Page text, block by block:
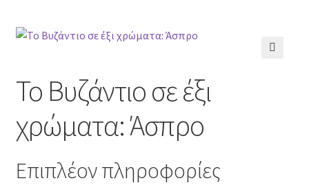
Κατηγορίες Βιβλίων
υπό-
Επικοινωνία
Το Βυζάντιο σε έξι
χρώματα: Άσπρο
Επιπλέον πληροφορίες